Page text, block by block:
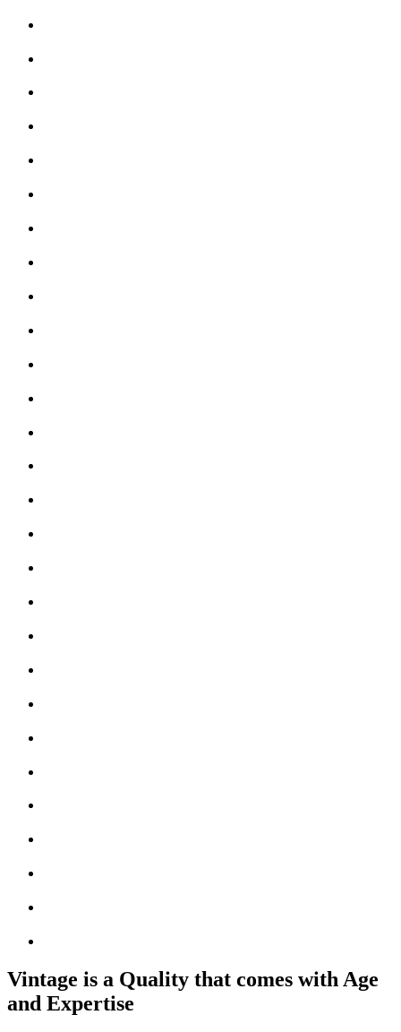
Vintage is a Quality that comes with Age
and Expertise